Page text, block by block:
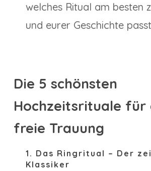
welches Ritual am besten
und eurer Geschichte
Die 5 schönsten
Hochzeitsrituale für
freie Trauung
1. Das Ringritua­l – Der
Klassiker